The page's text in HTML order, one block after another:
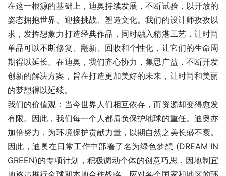
在这一根源的基础上，迪奥持续发展，不断试验，以开放的
姿态拥抱世界、迎接挑战、塑造文化。我们的设计师孜孜以
求，发挥想象力打造经典作品，同时融入精湛工艺，让时尚
单品可以不断修复、翻新、回收和个性化，让它们的生命周
期得以延长。在迪奥，我们齐心协力，集思广益，不断开发
创新的解决方案，旨在打造更加美好的未来，让时尚和美丽
的梦想得以延续。
我们的价值观：当今世界人们相互依存，而资源却变得愈发
有限。因此，我们每一个人都肩负保护地球的重任。迪奥亦
加倍努力，为环境保护贡献力量，以期自然之美长盛不衰。
因此，迪奥在日常工作中部署了名为绿色梦想 (DREAM IN
GREEN)的专项计划，积极调动个体的创意巧思，因地制宜